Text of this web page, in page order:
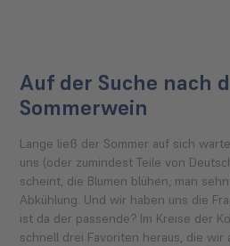
Auf der Suche nach
Sommerwein
Lange ließ der Sommer auf sich
uns (oder zumindest Teile von
scheint, die Blumen blühen, man
Abkühlung. Und wir haben uns die
ist da der passende? Im Kreise der
schnell drei Favoriten heraus, die